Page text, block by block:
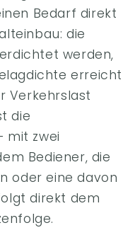
Bedarf direkt
die
werden,
erreicht
Verkehrslast
die
mit zwei
Bediener, die
oder eine davon
direkt dem